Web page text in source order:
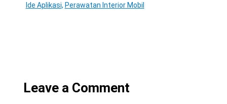
Ide Aplikasi, Perawatan Interior Mobil
Leave a Comment